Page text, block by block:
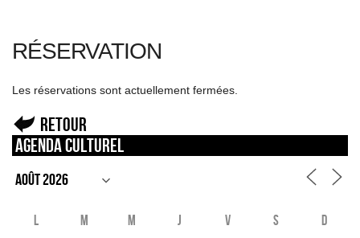
RÉSERVATION
Les réservations sont actuellement fermées.
Retour
Agenda culturel
L M M J V S D